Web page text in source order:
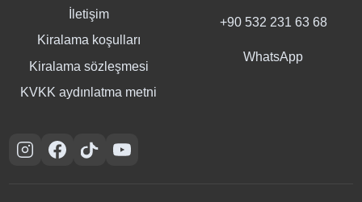
İletişim
Kiralama koşulları
Kiralama sözleşmesi
KVKK aydınlatma metni
+90 532 231 63 68
WhatsApp
InstagramFacebook
TikTokYouTube